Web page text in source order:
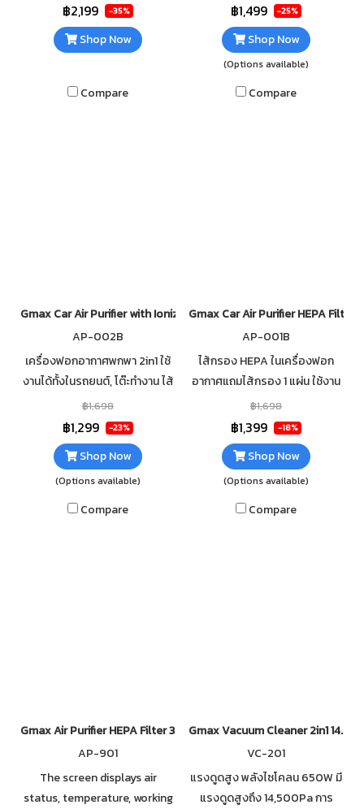
auto mode, and negative ions.
฿2,199 -35%
Shop Now
Compare
ลบ Ionizer ช่วยในการดักจับฝุ่น
ละออง PM2.5 ไส้กรอง HEPA
฿1,499 -25%
Shop Now
(Options available)
Compare
Gmax Car Air Purifier with Ionizer AP-002
AP-002B
เครื่องฟอกอากาศพกพา 2in1 ใช้
งานได้ทั้งในรถยนต์, โต๊ะทำงาน ไส้
กรอง HEPA ปล่อยประจุลบ
Ionizer ช่วยในการดักจับฝุ่น
ละออง PM2.5
฿1,698
฿1,299 -23%
Shop Now
(Options available)
Compare
Gmax Car Air Purifier HEPA Filter
AP-001B
ไส้กรอง HEPA ️ในเครื่องฟอก
อากาศแถมไส้กรอง 1 แผ่น ใช้งาน
ได้ทันที เหมาะสำหรับใช้งานใน พื้นที่
10-15 ตารางเมตร ประหยัด
พลังงาน
฿1,698
฿1,399 -18%
Shop Now
(Options available)
Compare
Gmax Air Purifier HEPA Filter 35 sqm AP-901
AP-901
The screen displays air
status, temperature, working
Gmax Vacuum Cleaner 2in1
VC-201
แรงดูดสูง พลังไซโคลน 650W มี
แรงดูดสูงถึง 14,500Pa การ